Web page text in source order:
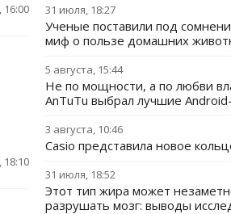
16:00
18:10
31 июля, 18:27
Ученые поставили под
миф о пользе домашних
5 августа, 15:44
Не по мощности, а по любви
AnTuTu выбрал лучшие
3 августа, 10:46
Casio представила новое
31 июля, 18:52
Этот тип жира может
разрушать мозг: выводы